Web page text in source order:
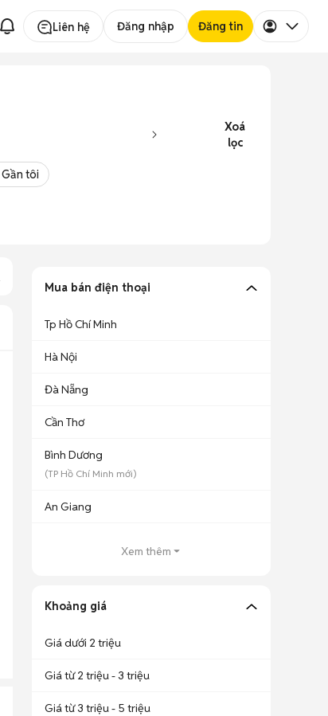
Liên hệ Đăng nhập Đăng tin
Xoá
lọc
Gần tôi
Mua bán điện thoại
Tp Hồ Chí Minh
Hà Nội
Đà Nẵng
Cần Thơ
Bình Dương
(TP Hồ Chí Minh mới)
An Giang
Xem thêm
Khoảng giá
Giá dưới 2 triệu
Giá từ 2 triệu - 3 triệu
Giá từ 3 triệu - 5 triệu